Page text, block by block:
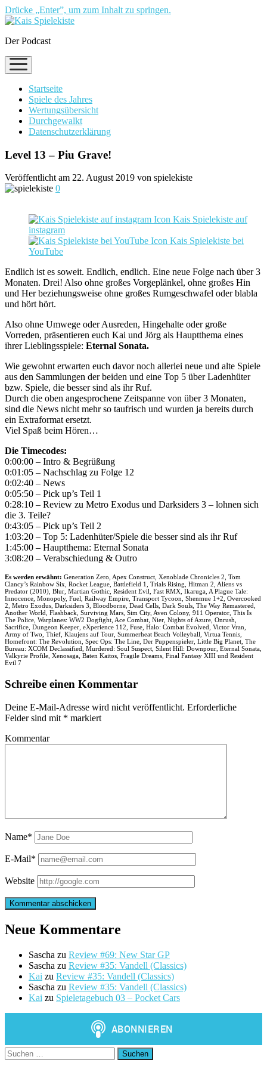
Drücke „Enter”, um zum Inhalt zu springen.
Der Podcast
Menü
öffnen
Startseite
Spiele des Jahres
Wertungsübersicht
Durchgewalkt
Datenschutzerklärung
Level 13 – Piu Grave!
Veröffentlicht am 22. August 2019 von spielekiste
0
Kais Spielekiste auf
instagram
Kais Spielekiste bei
YouTube
Endlich ist es soweit. Endlich, endlich. Eine neue Folge nach über 3
Monaten. Drei! Also ohne großes Vorgeplänkel, ohne großes Hin
und Her beziehungsweise ohne großes Rumgeschwafel oder blabla
und hört hört.
Also ohne Umwege oder Ausreden, Hingehalte oder große
Vorreden, präsentieren euch Kai und Jörg als Hauptthema eines
ihrer Lieblingsspiele: Eternal Sonata.
Wie gewohnt erwarten euch davor noch allerlei neue und alte Spiele
aus den Sammlungen der beiden und eine Top 5 über Ladenhüter
bzw. Spiele, die besser sind als ihr Ruf.
Durch die oben angesprochene Zeitspanne von über 3 Monaten,
sind die News nicht mehr so taufrisch und wurden ja bereits durch
ein Extraformat ersetzt.
Viel Spaß beim Hören…
Die Timecodes:
0:00:00 – Intro & Begrüßung
0:01:05 – Nachschlag zu Folge 12
0:02:40 – News
0:05:50 – Pick up’s Teil 1
0:28:10 – Review zu Metro Exodus und Darksiders 3 – lohnen sich
die 3. Teile?
0:43:05 – Pick up’s Teil 2
1:03:20 – Top 5: Ladenhüter/Spiele die besser sind als ihr Ruf
1:45:00 – Hauptthema: Eternal Sonata
3:08:20 – Verabschiedung & Outro
Es werden erwähnt: Generation Zero, Apex Construct, Xenoblade Chronicles 2, Tom
Clancy’s Rainbow Six, Rocket League, Battlefield 1, Trials Rising, Hitman 2, Aliens vs
Predator (2010), Blur, Martian Gothic, Resident Evil, Fast RMX, Ikaruga, A Plague Tale:
Innocence, Monopoly, Fuel, Railway Empire, Transport Tycoon, Shenmue 1+2, Overcooked
2, Metro Exodus, Darksiders 3, Bloodborne, Dead Cells, Dark Souls, The Way Remastered,
Another World, Flashback, Surviving Mars, Sim City, Aven Colony, 911 Operator, This Is
The Police, Warplanes: WW2 Dogfight, Ace Combat, Nier, Nights of Azure, Onrush,
Sacrifice, Dungeon Keeper, eXperience 112, Fuse, Halo: Combat Evolved, Victor Vran,
Army of Two, Thief, Klaujens auf Tour, Summerheat Beach Volleyball, Virtua Tennis,
Homefront: The Revolution, Spec Ops: The Line, Der Puppenspieler, Little Big Planet, The
Bureau: XCOM Declassified, Murdered: Soul Suspect, Silent Hill: Downpour, Eternal Sonata,
Valkyrie Profile, Xenosaga, Baten Kaitos, Fragile Dreams, Final Fantasy XIII und Resident
Evil 7
Schreibe einen Kommentar
Deine E-Mail-Adresse wird nicht veröffentlicht. Erforderliche
Felder sind mit * markiert
Kommentar
Name*
E-Mail*
Website
Neue Kommentare
Sascha zu Review #69: New Star GP
Sascha zu Review #35: Vandell (Classics)
Kai zu Review #35: Vandell (Classics)
Sascha zu Review #35: Vandell (Classics)
Kai zu Spieletagebuch 03 – Pocket Cars
Suchen
nach: